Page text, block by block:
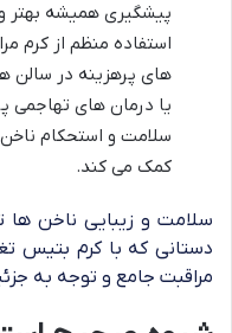
پیشگیری همیشه بهتر
استفاده منظم از کرم
های پرهزینه در سالن
یا درمان های تهاجمی
سلامت و استحکام
کمک می کند.
سلامت و زیبایی ناخن ها
دستانی که با کرم بتیس
مراقبت جامع و توجه به